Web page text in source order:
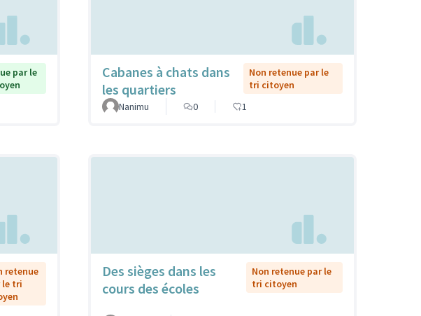
par le
Cabanes à chats dans
les quartiers
Non retenue par le
tri citoyen
Nanimu
0 1
retenue
le tri
Des sièges dans les
cours des écoles
Non retenue par le
tri citoyen